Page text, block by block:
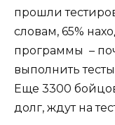
прошли
словам, 65%
программы –
выполнить
Еще 3300
долг, ждут на